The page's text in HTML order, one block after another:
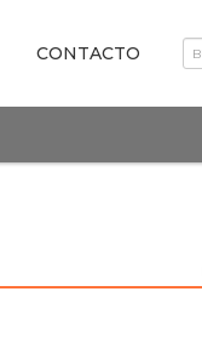
CONTACTO